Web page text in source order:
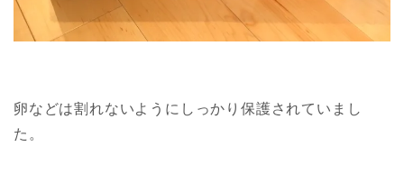
卵などは割れないようにしっかり保護されていまし
た。